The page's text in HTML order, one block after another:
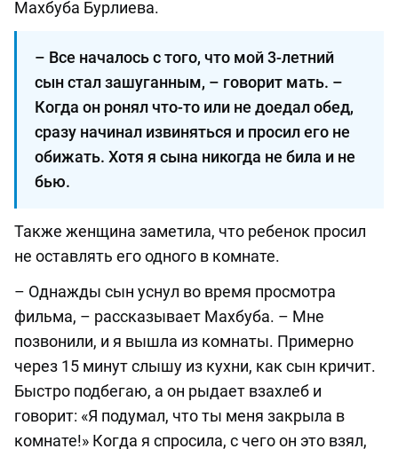
Махбуба Бурлиева.
– Все началось с того, что мой 3-летний
сын стал зашуганным, – говорит мать. –
Когда он ронял что-то или не доедал обед,
сразу начинал извиняться и просил его не
обижать. Хотя я сына никогда не била и не
бью.
Также женщина заметила, что ребенок просил
не оставлять его одного в комнате.
– Однажды сын уснул во время просмотра
фильма, – рассказывает Махбуба. – Мне
позвонили, и я вышла из комнаты. Примерно
через 15 минут слышу из кухни, как сын кричит.
Быстро подбегаю, а он рыдает взахлеб и
говорит: «Я подумал, что ты меня закрыла в
комнате!» Когда я спросила, с чего он это взял,